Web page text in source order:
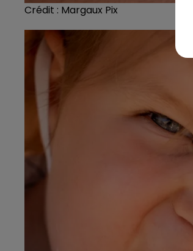
Crédit : Margaux Pix